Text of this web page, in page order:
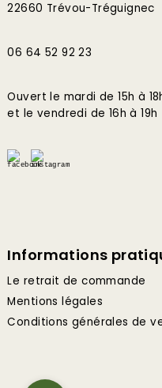
22660 Trévou-Tréguignec
06 64 52 92 23
Ouvert le mardi de 15h à
et le vendredi de 16h à 19h
Informations
Le retrait de commande
Mentions légales
Conditions générales de